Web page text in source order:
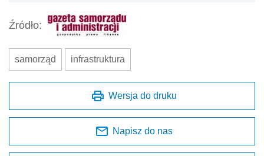
Źródło:
samorząd infrastruktura
Wersja do druku
Napisz do nas